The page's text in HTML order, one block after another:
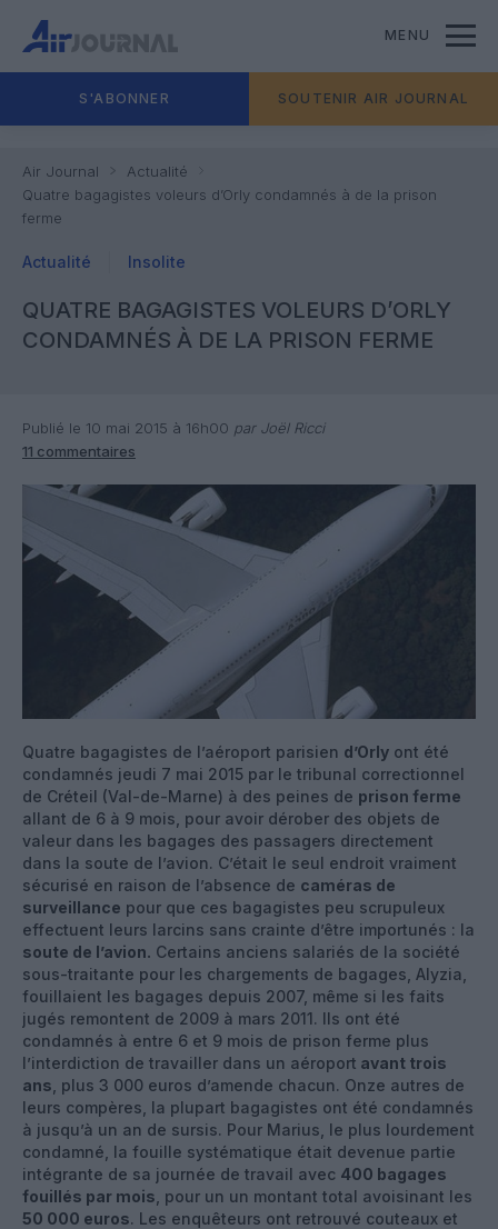
MENU
S'ABONNER SOUTENIR AIR JOURNAL
Air Journal
Actualité
Quatre bagagistes voleurs d’Orly condamnés à de la prison
ferme
Actualité Insolite
QUATRE BAGAGISTES VOLEURS D’ORLY
CONDAMNÉS À DE LA PRISON FERME
Publié le 10 mai 2015 à 16h00 par Joël Ricci
11 commentaires
Quatre bagagistes de l’aéroport parisien d’Orly ont été
condamnés jeudi 7 mai 2015 par le tribunal correctionnel
de Créteil (Val-de-Marne) à des peines de prison ferme
allant de 6 à 9 mois, pour avoir dérober des objets de
valeur dans les bagages des passagers directement
dans la soute de l’avion. C’était le seul endroit vraiment
sécurisé en raison de l’absence de caméras de
surveillance pour que ces bagagistes peu scrupuleux
effectuent leurs larcins sans crainte d’être importunés : la
soute de l’avion. Certains anciens salariés de la société
sous-traitante pour les chargements de bagages, Alyzia,
fouillaient les bagages depuis 2007, même si les faits
jugés remontent de 2009 à mars 2011. Ils ont été
condamnés à entre 6 et 9 mois de prison ferme plus
l’interdiction de travailler dans un aéroport avant trois
ans , plus 3 000 euros d’amende chacun. Onze autres de
leurs compères, la plupart bagagistes ont été condamnés
à jusqu’à un an de sursis. Pour Marius, le plus lourdement
condamné, la fouille systématique était devenue partie
intégrante de sa journée de travail avec 400 bagages
fouillés par mois , pour un un montant total avoisinant les
50 000 euros. Les enquêteurs ont retrouvé couteaux et